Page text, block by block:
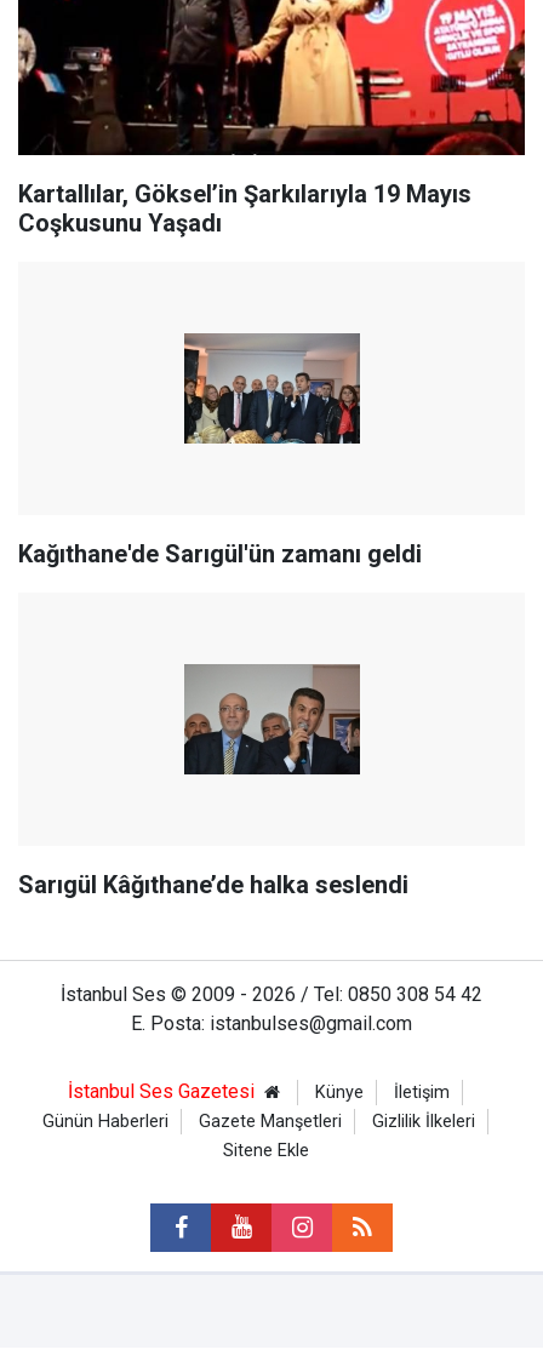
Kartallılar, Göksel’in Şarkılarıyla 19 Mayıs
Coşkusunu Yaşadı
Kağıthane'de Sarıgül'ün zamanı geldi
Sarıgül Kâğıthane’de halka seslendi
İstanbul Ses © 2009 - 2026 / Tel: 0850 308 54 42
E. Posta: istanbulses@gmail.com
İstanbul Ses Gazetesi Künye
İletişim
Günün Haberleri
Gazete Manşetleri
Gizlilik İlkeleri
Sitene Ekle